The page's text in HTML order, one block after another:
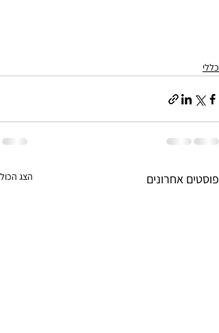
כללי
פוסטים אחרונים הצג הכול